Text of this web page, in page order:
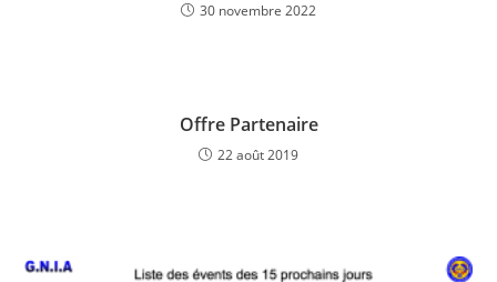
30 novembre 2022
Offre Partenaire
22 août 2019